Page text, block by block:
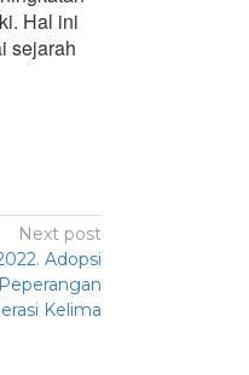
Hal ini
sejarah
Next post
Adopsi
Kelima